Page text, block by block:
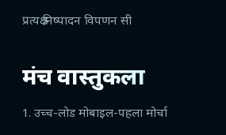
प्रत्यक्ष निष्पादन विपणन सी
मंच वास्तुकला
1. उच्च-लोड मोबाइल-पहला मोर्चा